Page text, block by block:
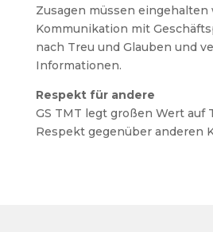
Zusagen müssen eingehalten
Kommunikation mit
nach Treu und Glauben und
Informationen.
Respekt für andere
GS TMT legt großen Wert auf
Respekt gegenüber anderen